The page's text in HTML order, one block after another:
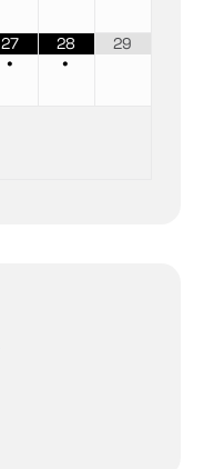
27
•
28
•
29